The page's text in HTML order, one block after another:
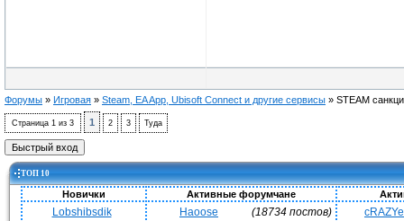
Форумы » Игровая » Steam, EA App, Ubisoft Connect и другие сервисы » STEAM
Страница 1 из 3 1 2 3 Туда
ТОП 10
Новички Активные форумчане
Lobshibsdik
Haoose
(18734 постов)